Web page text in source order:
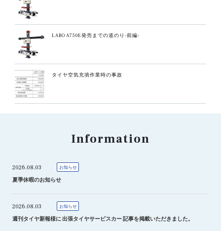
LABO A750E発売までの道のり-前編-
タイヤ空気充填作業時の事故
Information
2026.08.03 お知らせ
夏季休暇のお知らせ
2026.08.03 お知らせ
週刊タイヤ新報様に 出張タイヤサービスカー 記事を掲載いただきました。